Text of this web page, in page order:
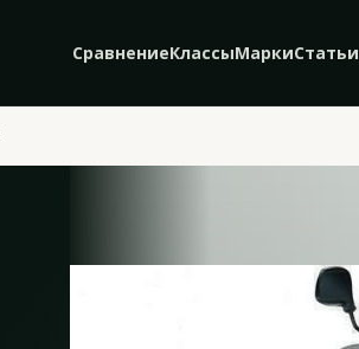
СравнениеКлассыМаркиСтатьи